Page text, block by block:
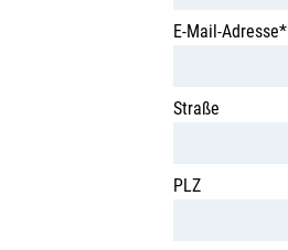
E-Mail-Adresse*
Straße
PLZ